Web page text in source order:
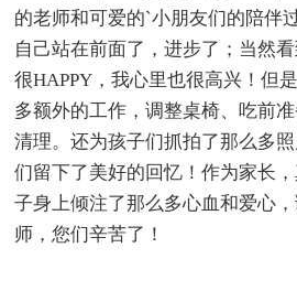
的老师和可爱的`小朋友们的陪伴
自己站在前面了，进步了；当然
很HAPPY，我心里也很高兴！但
多额外的工作，调整桌椅、吃前
清理。还为孩子们抓拍了那么多
们留下了美好的回忆！作为家长
子身上倾注了那么多心血和爱心
师，您们辛苦了！